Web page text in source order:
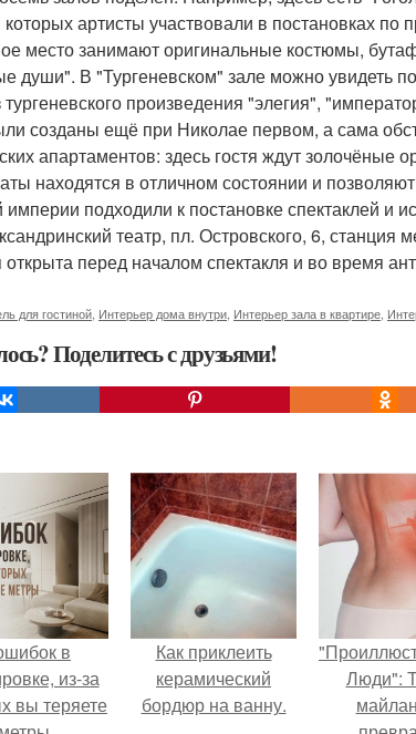
артисты участвовали в постановках по
место занимают оригинальные костюмы,
души". В "Тургеневском" зале можно увидеть
произведения "элегия",
созданы ещё при Николае первом, а сама
апартаментов: здесь гостя ждут золочёные
находятся в отличном состоянии и
империи подходили к постановке спектаклей и
театр, пл. Островского, 6,
открыта перед началом спектакля и во время
для гостиной Интерьер дома внутри Интерьер зала в квартире
Поделитесь с друзьями!
в
из-за
вы теряете
Как приклеить
керамический
бордюр на ванну.
Люди":